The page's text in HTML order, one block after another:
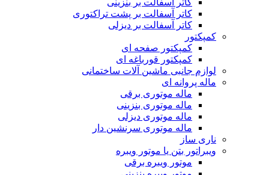
کاتر آسفالت بر بنزینی
کاتر آسفالت بر پشت تراکتوری
کاتر آسفالت بر دیزلی
کمپکتور
کمپکتور صفحه ای
کمپکتور قورباغه ای
لوازم جانبی ماشین آلات ساختمانی
ماله پروانه ای
ماله موتوری برقی
ماله موتوری بنزینی
ماله موتوری دیزلی
ماله موتوری سرنشین دار
ناری ساز
ویبراتور بتن یا موتور ویبره
موتور ویبره برقی